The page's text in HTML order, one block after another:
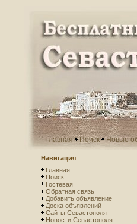
Главная Поиск Новые
Навигация
Главная
Поиск
Гостевая
Обратная связь
Добавить объявление
Доска объявлений
Сайты Севастополя
Новости Севастополя